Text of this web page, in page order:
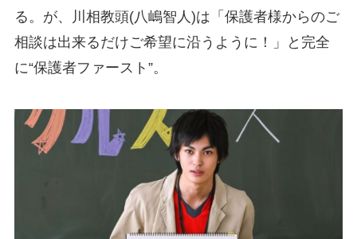
る。が、川相教頭(八嶋智人)は「保護者様からのご
相談は出来るだけご希望に沿うように！」と完全
に“保護者ファースト”。